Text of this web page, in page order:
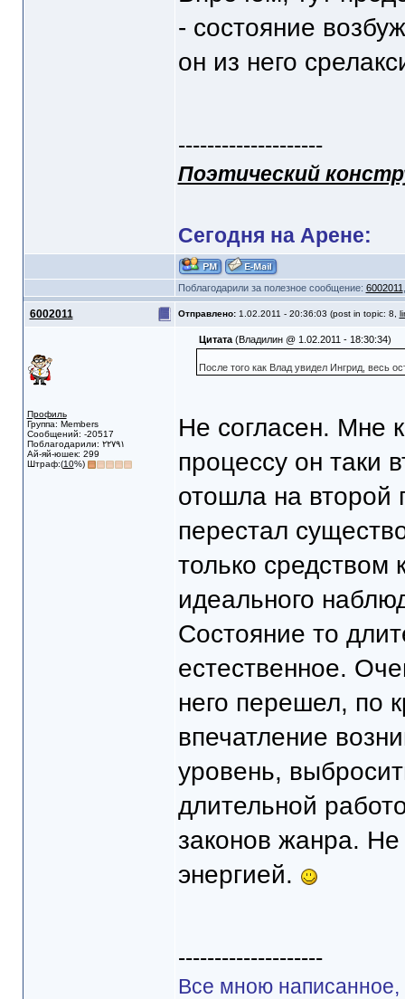
- состояние
он из него
--------------------
Поэтический
Сегодня на Арене:
Поблагодарили за полезное сообщение: 6002011
6002011 Отправлено: 1.02.2011 - 20:36:03 (post in topic: 8,
Профиль
Группа: Members
Сообщений: -20517
Поблагодарили: ٢٢٧٩١
Ай-яй-юшек: 299
Штраф:(10%)
Цитата(Владилин @ 1.02.2011 - 18:30:34)
После того как Влад увидел Ингрид, весь
Не согласен. Мне
процессу он таки
отошла на второй
перестал
только
идеального
Состояние то
естественное.
него перешел, по
впечатление
уровень,
длительной
законов жанра.
энергией.
--------------------
Все мною написанное,